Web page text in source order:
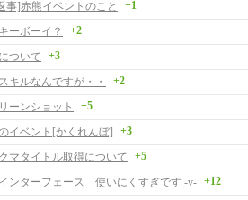
事]赤熊イベントのこと
+1
ーボーイ？
+2
ついて
+3
キルなんですが・・
+2
ーンショット
+5
イベント[かくれんぼ]
+3
マタイトル取得について
+5
ンターフェース 使いにくすぎです -v- +12